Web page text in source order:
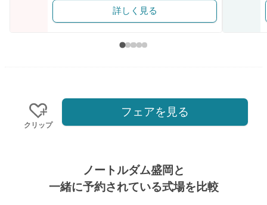
詳しく見る
クリップ
フェアを見る
ノートルダム盛岡と
一緒に予約されている式場を比較